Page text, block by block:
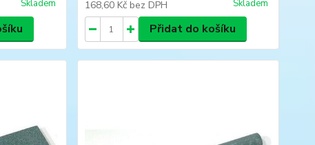
Skladem 168,60 Kč bez DPH Skladem
Přidat do košíku